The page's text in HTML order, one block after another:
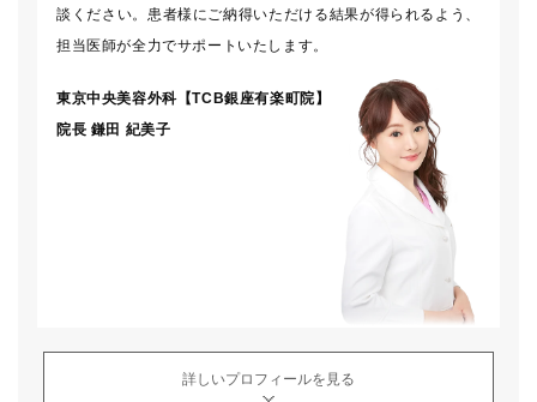
談ください。患者様にご納得いただける結果が得られるよう、
担当医師が全力でサポートいたします。
東京中央美容外科【TCB銀座有楽町院】
院長 鎌田 紀美子
詳しいプロフィールを見る